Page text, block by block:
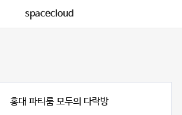
spacecloud
홍대 파티룸 모두의 다락방